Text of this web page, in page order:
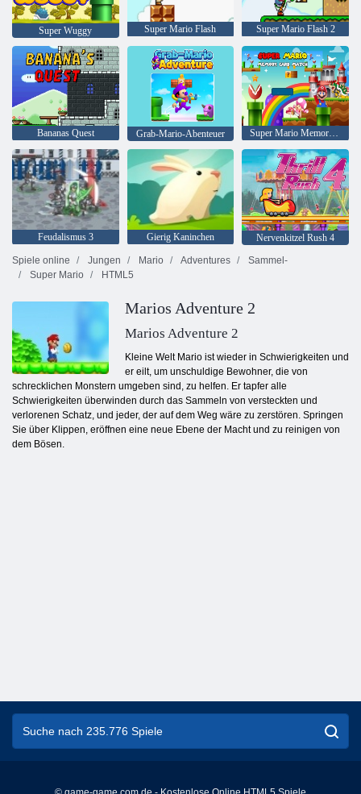
Super Wuggy Super Mario Flash Super Mario Flash 2
Bananas Quest Grab-Mario-Abenteuer Super Mario Memory Card Match
Feudalismus 3 Gierig Kaninchen
Nervenkitzel Rush 4
Spiele online
Jungen Mario Adventures
Sammel-
Super Mario
HTML5
Marios Adventure 2
Marios Adventure 2
Kleine Welt Mario ist wieder in Schwierigkeiten und
er eilt, um unschuldige Bewohner, die von
schrecklichen Monstern umgeben sind, zu helfen. Er tapfer alle
Schwierigkeiten überwinden durch das Sammeln von versteckten und
verlorenen Schatz, und jeder, der auf dem Weg wäre zu zerstören. Springen
Sie über Klippen, eröffnen eine neue Ebene der Macht und zu reinigen von
dem Bösen.